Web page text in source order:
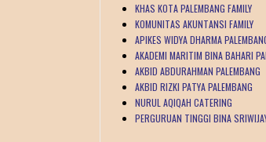
KHAS KOTA PALEMBANG FAMILY
KOMUNITAS AKUNTANSI FAMILY
APIKES WIDYA DHARMA
AKADEMI MARITIM BINA BAHARI
AKBID ABDURAHMAN PALEMBANG
AKBID RIZKI PATYA PALEMBANG
NURUL AQIQAH CATERING
PERGURUAN TINGGI BINA